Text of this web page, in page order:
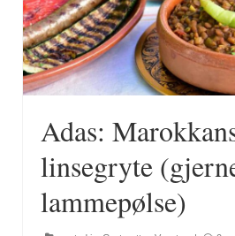
Fugl
Gryteretter
Snacks
Supper
Vegetar
Adas:
linsegryte
lammepølse)